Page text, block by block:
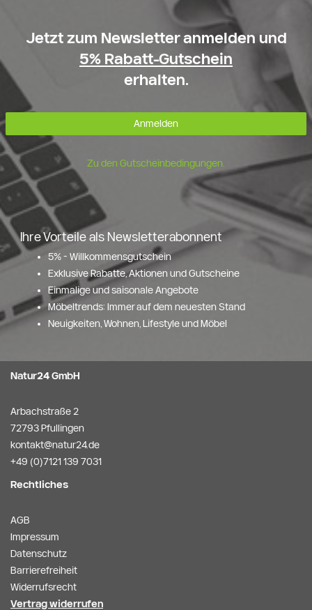
Jetzt zum Newsletter anmelden und
5% Rabatt-Gutschein
erhalten.
Anmelden
Zu den Gutscheinbedingungen.
Ihre Vorteile als Newsletterabonnent
5% - Willkommensgutschein
Exklusive Rabatte, Aktionen und Gutscheine
Einmalige und saisonale Angebote
Möbeltrends: Immer auf dem neuesten Stand
Neuigkeiten, Wohnen, Lifestyle und Möbel
Natur24 GmbH
Arbachstraße 2
72793 Pfullingen
kontakt@natur24.de
+49 (0)7121 139 7031
Rechtliches
AGB
Impressum
Datenschutz
Barrierefreiheit
Widerrufsrecht
Vertrag widerrufen